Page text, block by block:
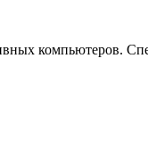
компьютеров.